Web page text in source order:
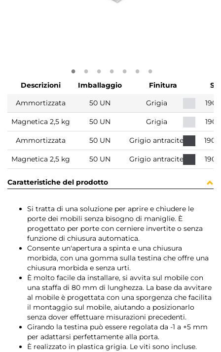
Descrizioni Imballaggio Finitura
Ammortizzata
50 UN Grigia
Magnetica 2,5 kg 50 UN Grigia
Ammortizzata 50 UN Grigio antracite
Magnetica 2,5 kg 50 UN Grigio antracite
Caratteristiche del prodotto
Si tratta di una soluzione per aprire e chiudere le
porte dei mobili senza bisogno di maniglie. È
progettato per porte con cerniere invertite o senza
funzione di chiusura automatica.
Consente un'apertura a spinta e una chiusura
morbida, con una gomma sulla testina che offre una
chiusura morbida e senza urti.
È molto facile da installare, si avvita sul mobile con
una staffa di 80 mm di lunghezza. La base da avvitare
al mobile è progettata con una sporgenza che facilita
il montaggio sul mobile, aiutando a posizionarlo
senza dover effettuare misurazioni precedenti.
Girando la testina può essere regolata da -1 a +5 mm
per adattarsi perfettamente alla porta.
È realizzato in plastica grigia. Le viti sono incluse.